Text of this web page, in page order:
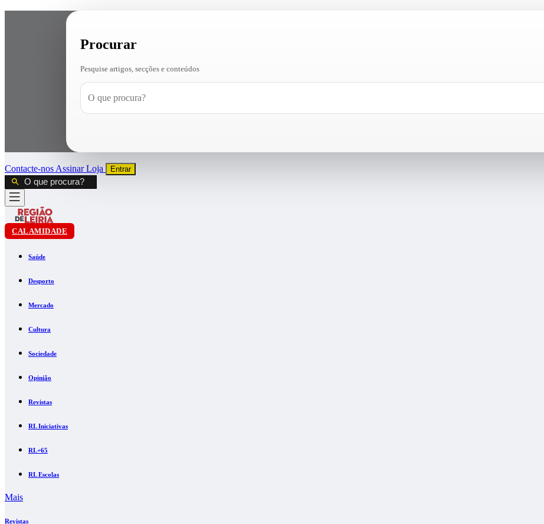
Procurar
Pesquise artigos, secções e conteúdos
Contacte-nos AssinarLoja Entrar
CALAMIDADE
Saúde
Desporto
Mercado
Cultura
Sociedade
Opinião
Revistas
RL Iniciativas
RL+65
RL Escolas
Mais
Revistas